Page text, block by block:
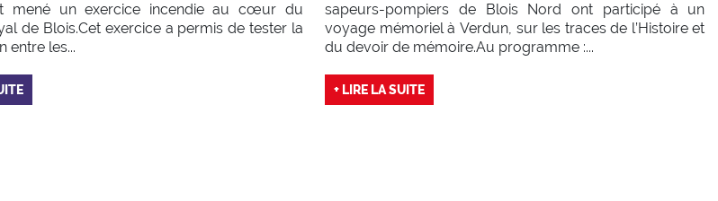
mené un exercice incendie au cœur du
de Blois.Cet exercice a permis de tester la
entre les...
sapeurs-pompiers de Blois Nord ont participé à un
voyage mémoriel à Verdun, sur les traces de l’Histoire et
du devoir de mémoire.Au programme :...
+ LIRE LA SUITE